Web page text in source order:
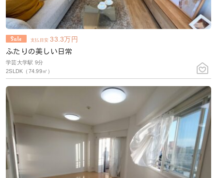
支払目安33.3万円
ふたりの美しい日常
学芸大学駅 9分
2SLDK（74.99㎡）